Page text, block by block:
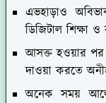
এভহাড়াও
ডিজিটাল শিক্ষা
আসক্ত হওয়ার পর
দাওয়া করতে
অনেক সময়